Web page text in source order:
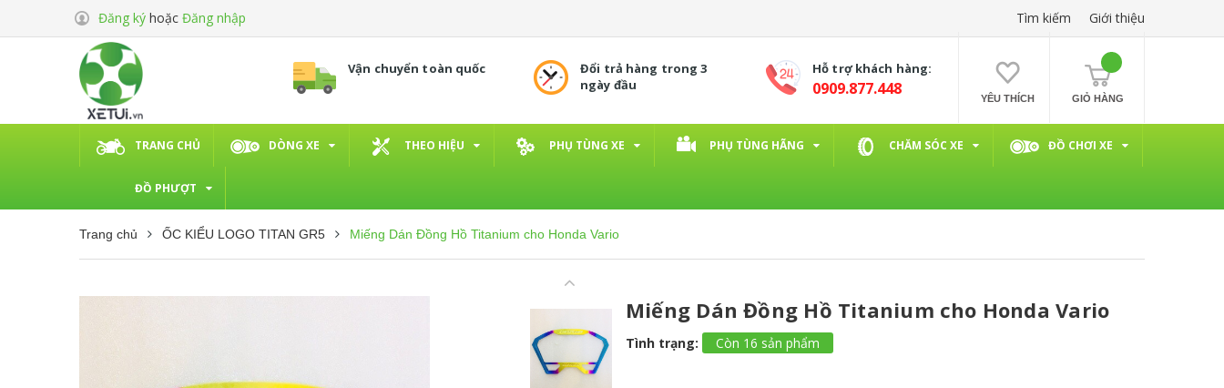
Đăng ký hoặc Đăng nhập Tìm kiếm Giới thiệu
Vận chuyển toàn quốc
Đổi trả hàng trong 3
ngày đầu
Hỗ trợ khách hàng:
0909.877.448 YÊU THÍCH GIỎ HÀNG
TRANG CHỦ DÒNG XE THEO HIỆU PHỤ TÙNG XE PHỤ TÙNG HÃNG CHĂM SÓC XE ĐỒ CHƠI XE
ĐỒ PHƯỢT
Trang chủ ỐC KIỂU LOGO TITAN GR5 Miếng Dán Đồng Hồ Titanium cho Honda Vario
Miếng Dán Đồng Hồ Titanium cho Honda Vario
Tình trạng: Còn 16 sản phẩm